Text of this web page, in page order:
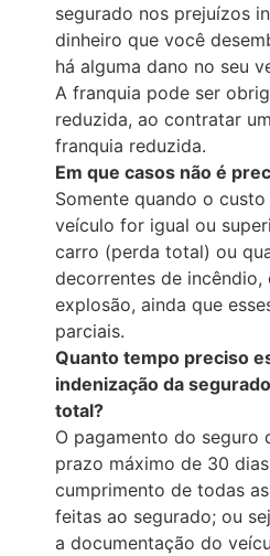
segurado nos prejuízos
dinheiro que você
há alguma dano no seu
A franquia pode ser
reduzida, ao contratar
franquia reduzida.
Em que casos não é
Somente quando o
veículo for igual ou
carro (perda total) ou
decorrentes de incêndio,
explosão, ainda que
parciais.
Quanto tempo preciso
indenização da
total?
O pagamento do seguro
prazo máximo de 30
cumprimento de todas
feitas ao segurado; ou
a documentação do